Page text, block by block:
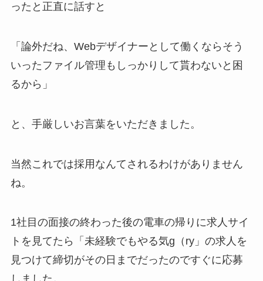
ったと正直に話すと
「論外だね、Webデザイナーとして働くならそう
いったファイル管理もしっかりして貰わないと困
るから」
と、手厳しいお言葉をいただきました。
当然これでは採用なんてされるわけがありません
ね。
1社目の面接の終わった後の電車の帰りに求人サイ
トを見てたら「未経験でもやる気g（ry」の求人を
見つけて締切がその日までだったのですぐに応募